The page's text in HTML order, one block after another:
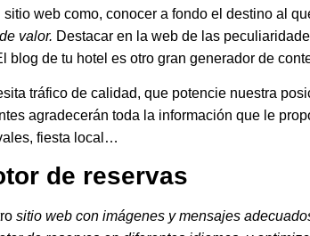
sitio web como, conocer a fondo el destino al
valor. Destacar en la web de las
blog de tu hotel es otro gran generador de
tráfico de calidad, que potencie nuestra
agradecerán toda la información que le
fiesta local…
de reservas
sitio web con imágenes y mensajes